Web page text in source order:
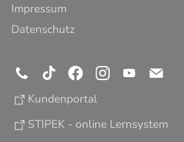
Impressum
Datenschutz
Kundenportal
STIPEK - online Lernsystem